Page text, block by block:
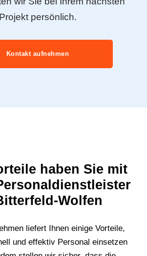
Projekt persönlich.
Kontakt aufnehmen
haben Sie mit
Wolfen
liefert Ihnen einige Vorteile,
und effektiv Personal einsetzen